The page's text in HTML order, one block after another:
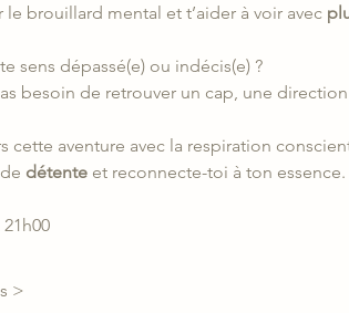
le brouillard mental et t’aider à voir avec
sens dépassé(e) ou indécis(e) ?
besoin de retrouver un cap, une
cette aventure avec la respiration
détente et reconnecte-toi à ton
21h00
>